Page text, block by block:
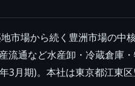
市場から続く豊洲市場の
流通など水産卸・冷蔵倉庫
3月期)。本社は東京都江東区